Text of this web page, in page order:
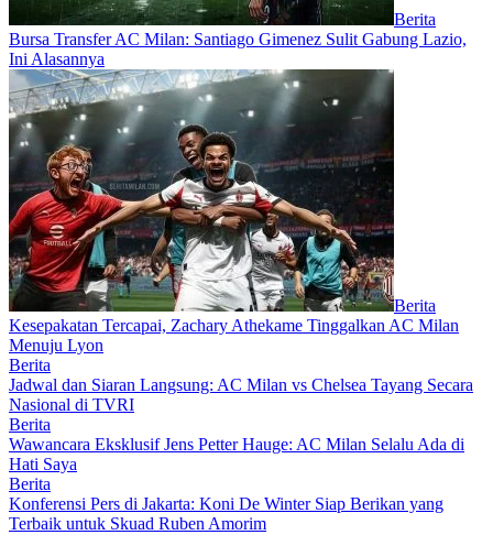
Berita
Bursa Transfer AC Milan: Santiago Gimenez Sulit Gabung Lazio,
Ini Alasannya
Berita
Kesepakatan Tercapai, Zachary Athekame Tinggalkan AC Milan
Menuju Lyon
Berita
Jadwal dan Siaran Langsung: AC Milan vs Chelsea Tayang Secara
Nasional di TVRI
Berita
Wawancara Eksklusif Jens Petter Hauge: AC Milan Selalu Ada di
Hati Saya
Berita
Konferensi Pers di Jakarta: Koni De Winter Siap Berikan yang
Terbaik untuk Skuad Ruben Amorim